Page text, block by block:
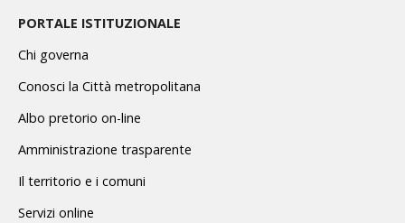
PORTALE ISTITUZIONALE
Chi governa
Conosci la Città metropolitana
Albo pretorio on-line
Amministrazione trasparente
Il territorio e i comuni
Servizi online